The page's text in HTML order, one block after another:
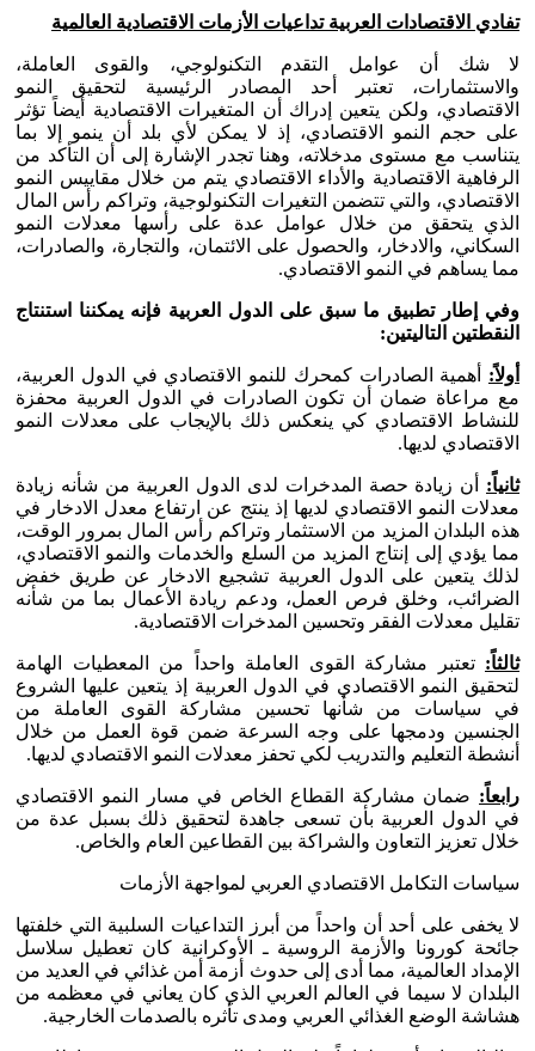
تفادي الاقتصادات العربية تداعيات الأزمات الاقتصادية العالمية
لا شك أن عوامل التقدم التكنولوجي، والقوى العاملة،
والاستثمارات، تعتبر أحد المصادر الرئيسية لتحقيق النمو
الاقتصادي، ولكن يتعين إدراك أن المتغيرات الاقتصادية أيضاً تؤثر
على حجم النمو الاقتصادي، إذ لا يمكن لأي بلد أن ينمو إلا بما
يتناسب مع مستوى مدخلاته، وهنا تجدر الإشارة إلى أن التأكد من
الرفاهية الاقتصادية والأداء الاقتصادي يتم من خلال مقاييس النمو
الاقتصادي، والتي تتضمن التغيرات التكنولوجية، وتراكم رأس المال
الذي يتحقق من خلال عوامل عدة على رأسها معدلات النمو
السكاني، والادخار، والحصول على الائتمان، والتجارة، والصادرات،
مما يساهم في النمو الاقتصادي.
وفي إطار تطبيق ما سبق على الدول العربية فإنه يمكننا استنتاج
النقطتين التاليتين:
أولاً: أهمية الصادرات كمحرك للنمو الاقتصادي في الدول العربية،
مع مراعاة ضمان أن تكون الصادرات في الدول العربية محفزة
للنشاط الاقتصادي كي ينعكس ذلك بالإيجاب على معدلات النمو
الاقتصادي لديها.
ثانياً: أن زيادة حصة المدخرات لدى الدول العربية من شأنه زيادة
معدلات النمو الاقتصادي لديها إذ ينتج عن ارتفاع معدل الادخار في
هذه البلدان المزيد من الاستثمار وتراكم رأس المال بمرور الوقت،
مما يؤدي إلى إنتاج المزيد من السلع والخدمات والنمو الاقتصادي،
لذلك يتعين على الدول العربية تشجيع الادخار عن طريق خفض
الضرائب، وخلق فرص العمل، ودعم ريادة الأعمال بما من شأنه
تقليل معدلات الفقر وتحسين المدخرات الاقتصادية.
ثالثاً: تعتبر مشاركة القوى العاملة واحداً من المعطيات الهامة
لتحقيق النمو الاقتصادي في الدول العربية إذ يتعين عليها الشروع
في سياسات من شأنها تحسين مشاركة القوى العاملة من
الجنسين ودمجها على وجه السرعة ضمن قوة العمل من خلال
أنشطة التعليم والتدريب لكي تحفز معدلات النمو الاقتصادي لديها.
رابعاً: ضمان مشاركة القطاع الخاص في مسار النمو الاقتصادي
في الدول العربية بأن تسعى جاهدة لتحقيق ذلك بسبل عدة من
خلال تعزيز التعاون والشراكة بين القطاعين العام والخاص.
سياسات التكامل الاقتصادي العربي لمواجهة الأزمات
لا يخفى على أحد أن واحداً من أبرز التداعيات السلبية التي خلفتها
جائحة كورونا والأزمة الروسية ـ الأوكرانية كان تعطيل سلاسل
الإمداد العالمية، مما أدى إلى حدوث أزمة أمن غذائي في العديد من
البلدان لا سيما في العالم العربي الذي كان يعاني في معظمه من
هشاشة الوضع الغذائي العربي ومدى تأثره بالصدمات الخارجية.